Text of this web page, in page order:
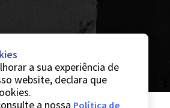
a sua experiência de
website, declara que
a nossa Política de